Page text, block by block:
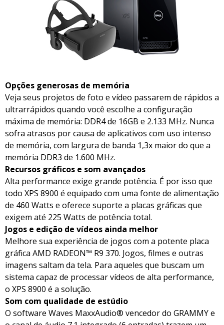
Opções generosas de memória
Veja seus projetos de foto e vídeo passarem de rápidos a
ultrarrápidos quando você escolhe a configuração
máxima de memória: DDR4 de 16GB e 2.133 MHz. Nunca
sofra atrasos por causa de aplicativos com uso intenso
de memória, com largura de banda 1,3x maior do que a
memória DDR3 de 1.600 MHz.
Recursos gráficos e som avançados
Alta performance exige grande potência. É por isso que
todo XPS 8900 é equipado com uma fonte de alimentação
de 460 Watts e oferece suporte a placas gráficas que
exigem até 225 Watts de potência total.
Jogos e edição de vídeos ainda melhor
Melhore sua experiência de jogos com a potente placa
gráfica AMD RADEON™ R9 370. Jogos, filmes e outras
imagens saltam da tela. Para aqueles que buscam um
sistema capaz de processar vídeos de alta performance,
o XPS 8900 é a solução.
Som com qualidade de estúdio
O software Waves MaxxAudio® vencedor do GRAMMY e